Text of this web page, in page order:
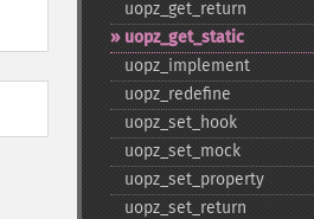
uopz_​get_​return
uopz_​get_​static
uopz_​implement
uopz_​redefine
uopz_​set_​hook
uopz_​set_​mock
uopz_​set_​property
uopz_​set_​return